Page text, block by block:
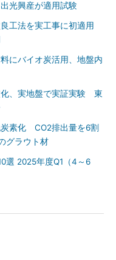
光興産が適用試験
工法を実工事に初適用
にバイオ炭活用、地盤内
、実地盤で実証実験 東
素化 CO2排出量を6割
グラウト材
選 2025年度Q1（4～6